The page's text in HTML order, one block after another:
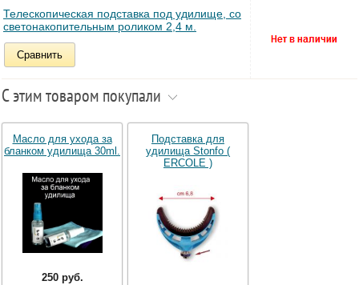
Телескопическая подставка под удилище, со
светонакопительным роликом 2,4 м.
Сравнить
С этим товаром покупали
Масло для ухода за
бланком удилища 30ml.
250 руб.
Подставка для
удилища Stonfo (
ERCOLE )